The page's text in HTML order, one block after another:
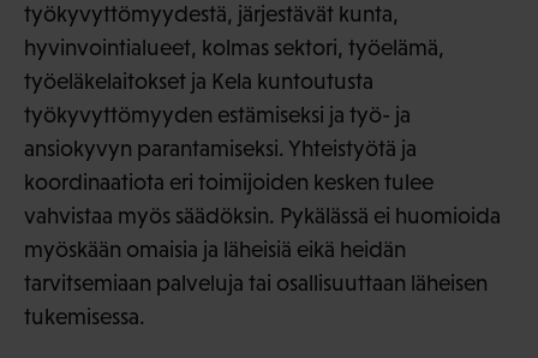
työkyvyttömyydestä, järjestävät kunta,
hyvinvointialueet, kolmas sektori, työelämä,
työeläkelaitokset ja Kela kuntoutusta
työkyvyttömyyden estämiseksi ja työ- ja
ansiokyvyn parantamiseksi. Yhteistyötä ja
koordinaatiota eri toimijoiden kesken tulee
vahvistaa myös säädöksin. Pykälässä ei huomioida
myöskään omaisia ja läheisiä eikä heidän
tarvitsemiaan palveluja tai osallisuuttaan läheisen
tukemisessa.